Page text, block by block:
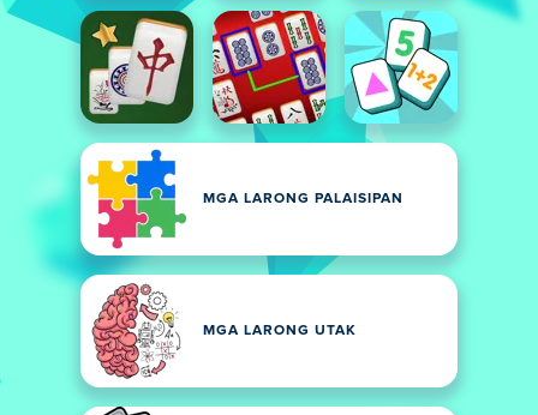
MGA LARONG PALAISIPAN
MGA LARONG UTAK